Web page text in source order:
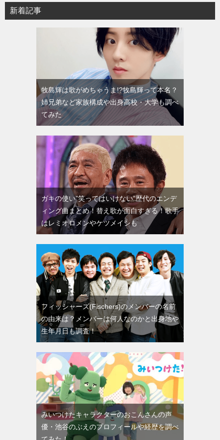
新着記事
牧島輝は歌がめちゃうま!?牧島輝って本名？
姉兄弟など家族構成や出身高校・大学も調べ
てみた
ガキの使い”笑ってはいけない”歴代のエンデ
ィング曲まとめ！替え歌が面白すぎる！歌手
はレミオロメンやケツメイシも
フィッシャーズ(Fischers)のメンバーの名前
の由来は？メンバーは何人なのかと出身地や
生年月日も調査！
みいつけたキャラクターのおこんさんの声
優・池谷のぶえのプロフィールや経歴を調べ